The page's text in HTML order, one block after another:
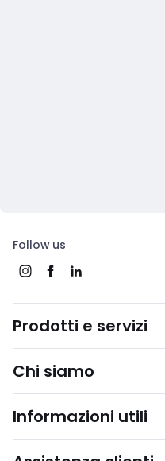
Follow us
Prodotti e servizi
Chi siamo
Informazioni utili